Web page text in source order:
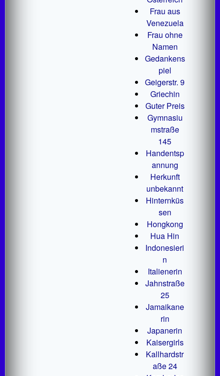
Frau aus
Venezuela
Frau ohne
Namen
Gedankens
piel
Geigerstr. 9
Griechin
Guter Preis
Gymnasiu
mstraße
145
Handentsp
annung
Herkunft
unbekannt
Hinternküs
sen
Hongkong
Hua Hin
Indonesieri
n
Italienerin
Jahnstraße
25
Jamaikane
rin
Japanerin
Kaisergirls
Kallhardstr
aße 24